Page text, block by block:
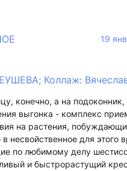
19
Коллаж:
конечно, а на
выгонка - комплекс
на растения,
в несвойственное для этого
по любимому делу
и быстрорастущий